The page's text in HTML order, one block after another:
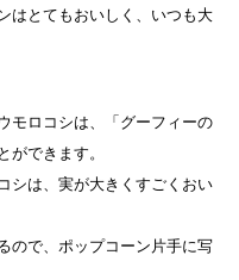
はとてもおいしく、いつも大
モロコシは、「グーフィーの
ができます。
シは、実が大きくすごくおい
ので、ポップコーン片手に写